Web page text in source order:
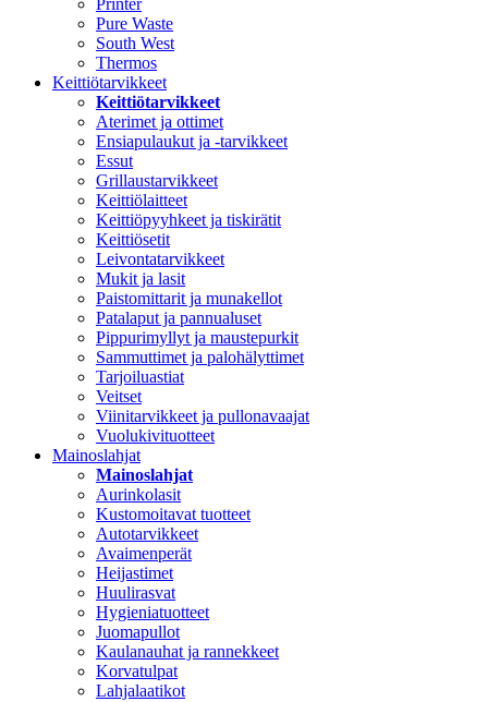
Printer
Pure Waste
South West
Thermos
Keittiötarvikkeet
Keittiötarvikkeet
Aterimet ja ottimet
Ensiapulaukut ja -tarvikkeet
Essut
Grillaustarvikkeet
Keittiölaitteet
Keittiöpyyhkeet ja tiskirätit
Keittiösetit
Leivontatarvikkeet
Mukit ja lasit
Paistomittarit ja munakellot
Patalaput ja pannualuset
Pippurimyllyt ja maustepurkit
Sammuttimet ja palohälyttimet
Tarjoiluastiat
Veitset
Viinitarvikkeet ja pullonavaajat
Vuolukivituotteet
Mainoslahjat
Mainoslahjat
Aurinkolasit
Kustomoitavat tuotteet
Autotarvikkeet
Avaimenperät
Heijastimet
Huulirasvat
Hygieniatuotteet
Juomapullot
Kaulanauhat ja rannekkeet
Korvatulpat
Lahjalaatikot